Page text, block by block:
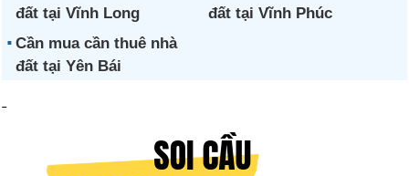
đất tại Vĩnh Long
đất tại Vĩnh Phúc
Cần mua cần thuê nhà
đất tại Yên Bái